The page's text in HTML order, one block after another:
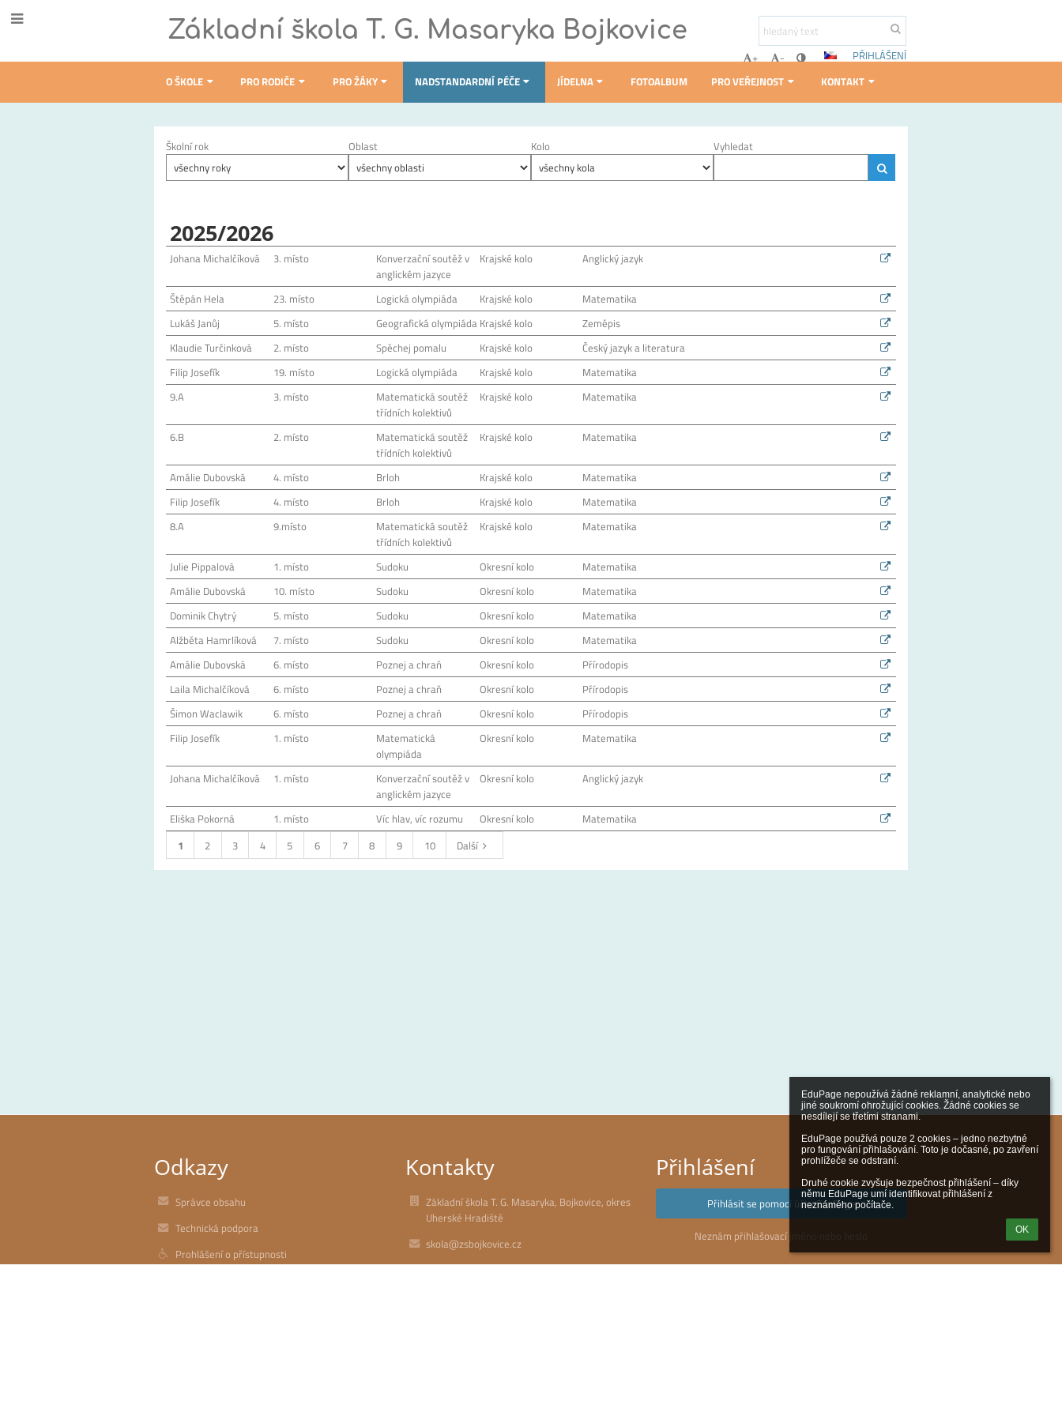
EduPage nepoužívá žádné reklamní, analytické nebo
jiné soukromí ohrožující cookies. Žádné cookies se
nesdílejí se třetími stranami.
EduPage používá pouze 2 cookies – jedno nezbytné
pro fungování přihlašování. Toto je dočasné, po zavření
prohlížeče se odstraní.
Druhé cookie zvyšuje bezpečnost přihlášení – díky
němu EduPage umí identifikovat přihlášení z
neznámého počítače.
OK
Základní škola T. G. Masaryka Bojkovice
+ -
PŘIHLÁŠENÍ
O ŠKOLE
PRO RODIČE PRO ŽÁKY NADSTANDARDNÍ PÉČE JÍDELNA FOTOALBUM PRO VEŘEJNOST KONTAKT
Úspěchy
Školní rok Oblast Kolo Vyhledat
2025/2026
Johana Michalčíková 3. místo
Konverzační soutěž v
anglickém jazyce
Krajské kolo Anglický jazyk
Štěpán Hela 23. místo Logická olympiáda Krajské kolo
Matematika
Lukáš Janůj
5. místo Geografická olympiáda Krajské kolo
Zeměpis
Klaudie Turčinková
2. místo Spěchej pomalu Krajské kolo
Český jazyk a literatura
Filip Josefík
19. místo Logická olympiáda Krajské kolo
Matematika
9.A
3. místo
Matematická soutěž
třídních kolektivů
Krajské kolo Matematika
6.B 2. místo
Matematická soutěž
třídních kolektivů
Krajské kolo Matematika
Amálie Dubovská 4. místo Brloh Krajské kolo
Matematika
Filip Josefík
4. místo Brloh Krajské kolo
Matematika
8.A
9.místo
Matematická soutěž
třídních kolektivů
Krajské kolo Matematika
Julie Pippalová 1. místo Sudoku Okresní kolo
Matematika
Amálie Dubovská
10. místo Sudoku Okresní kolo
Matematika
Dominik Chytrý
5. místo Sudoku Okresní kolo
Matematika
Alžběta Hamrlíková
7. místo Sudoku Okresní kolo
Matematika
Amálie Dubovská
6. místo Poznej a chraň Okresní kolo
Přírodopis
Laila Michalčíková
6. místo Poznej a chraň Okresní kolo
Přírodopis
Šimon Waclawik
6. místo Poznej a chraň Okresní kolo
Přírodopis
Filip Josefík
1. místo
Matematická
olympiáda
Okresní kolo Matematika
Johana Michalčíková 1. místo
Konverzační soutěž v
anglickém jazyce
Okresní kolo Anglický jazyk
Eliška Pokorná 1. místo Víc hlav, víc rozumu Okresní kolo
Matematika
1
2 3 4 5 6 7 8 9 10 Další
Odkazy
Správce obsahu
Technická podpora
Prohlášení o přístupnosti
Kontakty
Základní škola T. G. Masaryka, Bojkovice, okres
Uherské Hradiště
skola@zsbojkovice.cz
Přihlášení
Přihlásit se pomocí účtu EduPage
Neznám přihlašovací jméno nebo heslo